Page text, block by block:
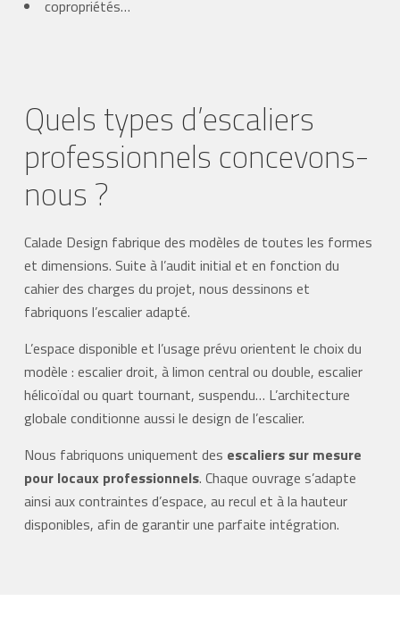
copropriétés…
Quels types d’escaliers
professionnels concevons-
nous ?
Calade Design fabrique des modèles de toutes les formes
et dimensions. Suite à l’audit initial et en fonction du
cahier des charges du projet, nous dessinons et
fabriquons l’escalier adapté.
L’espace disponible et l’usage prévu orientent le choix du
modèle : escalier droit, à limon central ou double, escalier
hélicoïdal ou quart tournant, suspendu… L’architecture
globale conditionne aussi le design de l’escalier.
Nous fabriquons uniquement des escaliers sur mesure
pour locaux professionnels. Chaque ouvrage s’adapte
ainsi aux contraintes d’espace, au recul et à la hauteur
disponibles, afin de garantir une parfaite intégration.